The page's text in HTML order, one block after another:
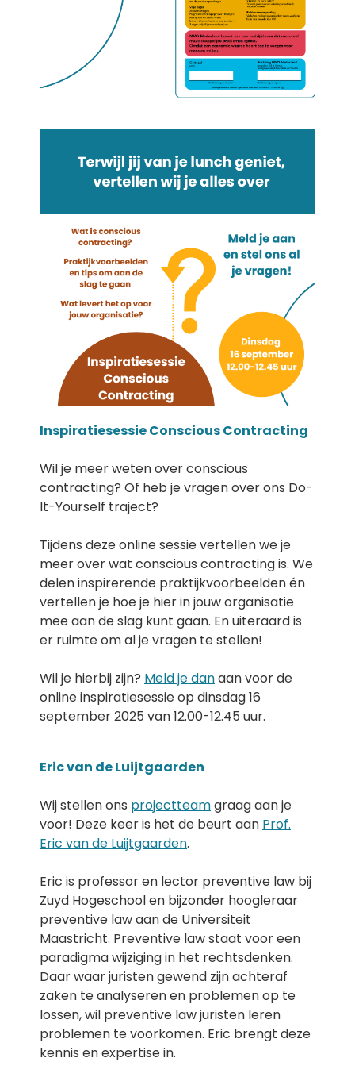
Inspiratiesessie Conscious Contracting
Wil je meer weten over conscious
contracting? Of heb je vragen over ons Do-
It-Yourself traject?
Tijdens deze online sessie vertellen we je
meer over wat conscious contracting is. We
delen inspirerende praktijkvoorbeelden én
vertellen je hoe je hier in jouw organisatie
mee aan de slag kunt gaan. En uiteraard is
er ruimte om al je vragen te stellen!
Wil je hierbij zijn? Meld je danaan voor de
online inspiratiesessie op dinsdag 16
september 2025 van 12.00-12.45 uur.
Eric van de Luijtgaarden
Wij stellen ons projectteamgraag aan je
voor! Deze keer is het de beurt aan Prof.
Eric van de Luijtgaarden.
Eric is professor en lector preventive law bij
Zuyd Hogeschool en bijzonder hoogleraar
preventive law aan de Universiteit
Maastricht. Preventive law staat voor een
paradigma wijziging in het rechtsdenken.
Daar waar juristen gewend zijn achteraf
zaken te analyseren en problemen op te
lossen, wil preventive law juristen leren
problemen te voorkomen. Eric brengt deze
kennis en expertise in.